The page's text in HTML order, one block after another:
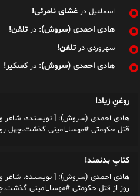
اسماعیل در غشای نامرئی!
هادی احمدی (سروش): در تلفن!
سهروردی در تلفن!
هادی احمدی (سروش): درکسکیر!
روغنِ زیاد!
قتل حکومتی #مهسا_امینی گذشت.چهل
کتابِ بدنمند!
روز از قتل حکومتی #مهسا_امینی